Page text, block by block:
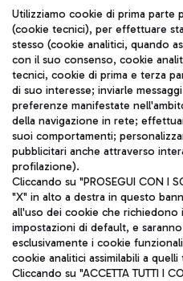
Seguici sui social
TRAVEL
Aeroporti di Roma S.p.A. -
coordinamento di Mundys S.p.A.
Utilizziamo cookie di prima parte
(cookie tecnici), per effettuare
stesso (cookie analitici, quando
con il suo consenso, cookie
tecnici, cookie di prima e terza
di suo interesse; inviarle
preferenze manifestate
della navigazione in rete;
suoi comportamenti;
pubblicitari anche attraverso
profilazione).
Cliccando su "PROSEGUI CON I
"X" in alto a destra in questo
all'uso dei cookie che richiedono
impostazioni di default, e
esclusivamente i cookie
cookie analitici assimilabili a quelli
Cliccando su "ACCETTA TUTTI I